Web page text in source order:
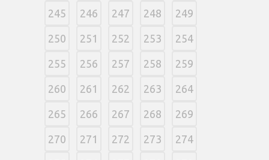
245 246 247 248 249
250 251 252 253 254
255 256 257 258 259
260 261 262 263 264
265 266 267 268 269
270 271 272 273 274